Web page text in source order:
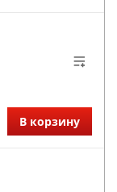
В корзину